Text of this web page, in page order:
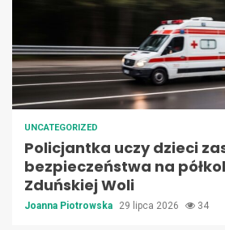
UNCATEGORIZED
Policjantka uczy dzieci
bezpieczeństwa na
Zduńskiej Woli
Joanna Piotrowska 29 lipca 2026 34